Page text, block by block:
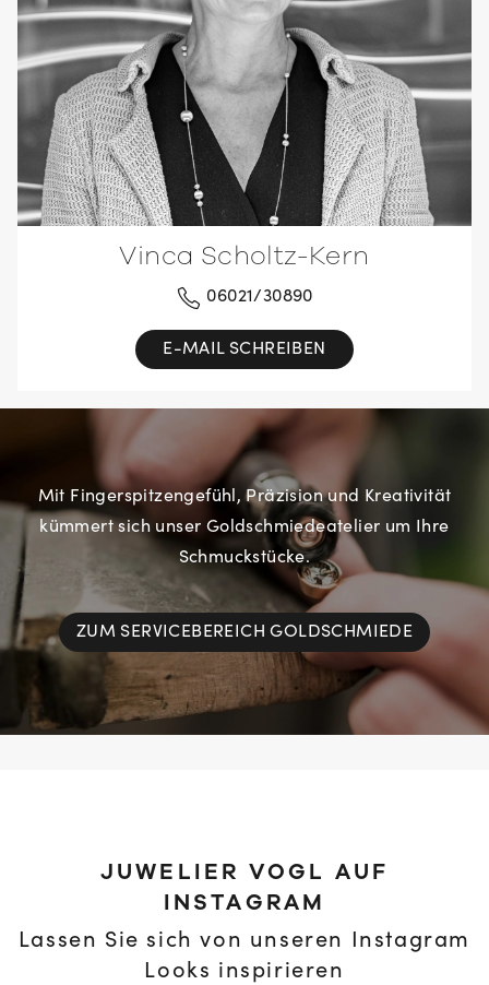
Vinca Scholtz-Kern
06021/30890
E-MAIL SCHREIBEN
Mit Fingerspitzengefühl, Präzision und Kreativität
kümmert sich unser Goldschmiedeatelier um Ihre
Schmuckstücke.
ZUM SERVICEBEREICH GOLDSCHMIEDE
JUWELIER VOGL AUF
INSTAGRAM
Lassen Sie sich von unseren Instagram
Looks inspirieren